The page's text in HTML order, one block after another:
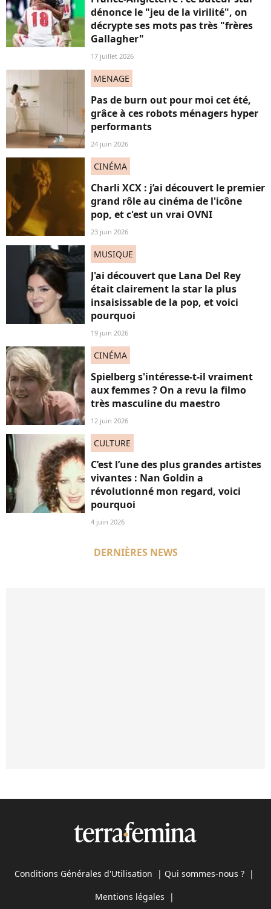
dénonce le "jeu de la virilité", on
décrypte ses mots pas très "frères
Gallagher"
17 juillet 2026
MENAGE
Pas de burn out pour moi cet été,
grâce à ces robots ménagers hyper
performants
24 juin 2026
CINÉMA
Charli XCX : j’ai découvert le premier
grand rôle au cinéma de l'icône
pop, et c'est un vrai OVNI
23 juin 2026
MUSIQUE
J'ai découvert que Lana Del Rey
était clairement la star la plus
insaisissable de la pop, et voici
pourquoi
19 juin 2026
CINÉMA
Spielberg s'intéresse-t-il vraiment
aux femmes ? On a revu la filmo
très masculine du maestro
12 juin 2026
CULTURE
C’est l’une des plus grandes artistes
vivantes : Nan Goldin a
révolutionné mon regard, voici
pourquoi
4 juin 2026
DERNIÈRES NEWS
Conditions Générales d'Utilisation | Qui sommes-nous ? |
Mentions légales |